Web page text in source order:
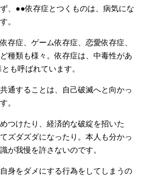
、●●依存症とつくものは、病気にな
。
存症、ゲーム依存症、恋愛依存症、
種類も様々。依存症は、中毒性があ
も呼ばれています。
通することは、自己破滅へと向かっ
。
つけたり、経済的な破綻を招いた
ズダズダになったり。本人も分かっ
が我慢を許さないのです。
身をダメにする行為をしてしまうの